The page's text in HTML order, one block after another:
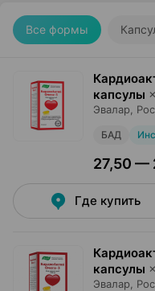
Все формы
капсулы ×
Эвалар ,
БАД
27,50 —
Где купить
капсулы ×
Эвалар ,